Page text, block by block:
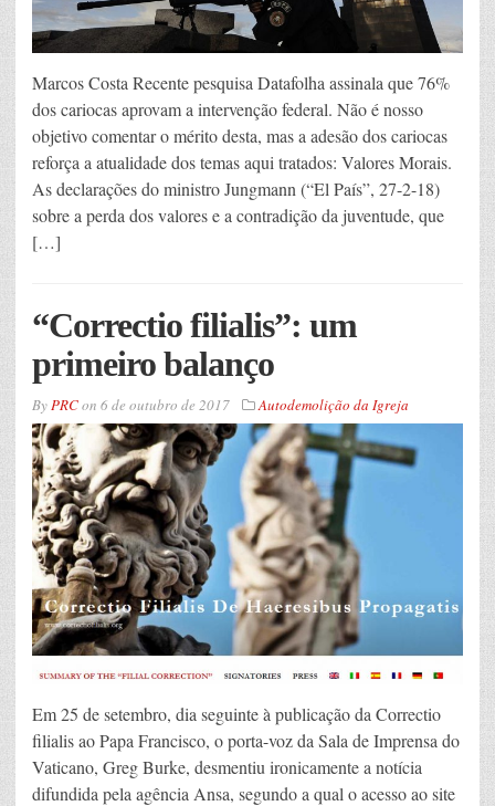
Marcos Costa Recente pesquisa Datafolha assinala que 76%
dos cariocas aprovam a intervenção federal. Não é nosso
objetivo comentar o mérito desta, mas a adesão dos cariocas
reforça a atualidade dos temas aqui tratados: Valores Morais.
As declarações do ministro Jungmann (“El País”, 27-2-18)
sobre a perda dos valores e a contradição da juventude, que
[…]
“Correctio filialis”: um
primeiro balanço
ByPRCon 6 de outubro de 2017 Autodemolição da Igreja
Em 25 de setembro, dia seguinte à publicação da Correctio
filialis ao Papa Francisco, o porta-voz da Sala de Imprensa do
Vaticano, Greg Burke, desmentiu ironicamente a notícia
difundida pela agência Ansa, segundo a qual o acesso ao site